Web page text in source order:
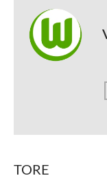
TORE